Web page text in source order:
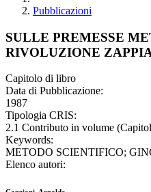
Pubblicazioni
SULLE PREMESSE
RIVOLUZIONE
Capitolo di libro
Data di Pubblicazione:
1987
Tipologia CRIS:
2.1 Contributo in volume
Keywords:
METODO SCIENTIFICO;
Elenco autori: